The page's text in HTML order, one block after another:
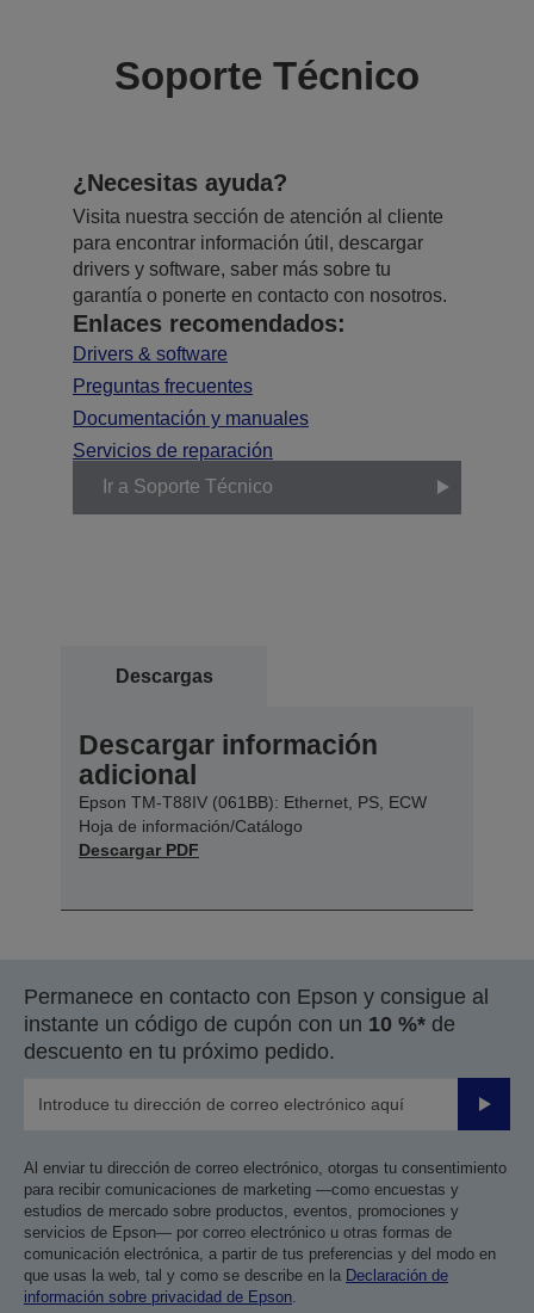
Soporte Técnico
¿Necesitas ayuda?
Visita nuestra sección de atención al cliente
para encontrar información útil, descargar
drivers y software, saber más sobre tu
garantía o ponerte en contacto con nosotros.
Enlaces recomendados:
Drivers & software
Preguntas frecuentes
Documentación y manuales
Servicios de reparación
Ir a Soporte Técnico
Descargas
Descargar información
adicional
Epson TM-T88IV (061BB): Ethernet, PS, ECW
Hoja de información/Catálogo
Descargar PDF
Permanece en contacto con Epson y consigue al
instante un código de cupón con un 10 %* de
descuento en tu próximo pedido.
Enviar
Al enviar tu dirección de correo electrónico, otorgas tu consentimiento
para recibir comunicaciones de marketing —como encuestas y
estudios de mercado sobre productos, eventos, promociones y
servicios de Epson— por correo electrónico u otras formas de
comunicación electrónica, a partir de tus preferencias y del modo en
que usas la web, tal y como se describe en la Declaración de
información sobre privacidad de Epson